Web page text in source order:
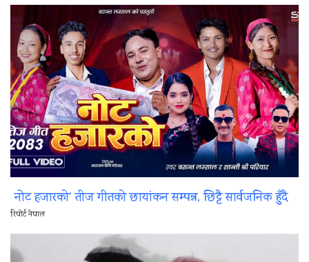
नोट हजारको’ तीज गीतको छायांकन सम्पन्न, छिट्टै सार्वजनिक हुँदै
रिपोर्ट नेपाल